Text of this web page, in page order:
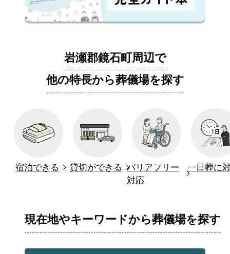
岩瀬郡鏡石町周辺で
他の特長から葬儀場を探す
宿泊できる 貸切ができる バリアフリー
対応
一日葬に
現在地やキーワードから葬儀場を探す